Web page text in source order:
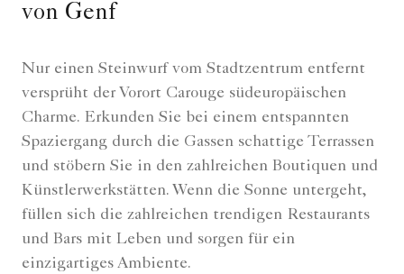
von Genf
Nur einen Steinwurf vom Stadtzentrum entfernt
versprüht der Vorort Carouge südeuropäischen
Charme. Erkunden Sie bei einem entspannten
Spaziergang durch die Gassen schattige Terrassen
und stöbern Sie in den zahlreichen Boutiquen und
Künstlerwerkstätten. Wenn die Sonne untergeht,
füllen sich die zahlreichen trendigen Restaurants
und Bars mit Leben und sorgen für ein
einzigartiges Ambiente.